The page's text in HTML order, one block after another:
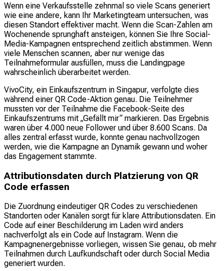
Wenn eine Verkaufsstelle zehnmal so viele Scans generiert
wie eine andere, kann Ihr Marketingteam untersuchen, was
diesen Standort effektiver macht. Wenn die Scan-Zahlen am
Wochenende sprunghaft ansteigen, können Sie Ihre Social-
Media-Kampagnen entsprechend zeitlich abstimmen. Wenn
viele Menschen scannen, aber nur wenige das
Teilnahmeformular ausfüllen, muss die Landingpage
wahrscheinlich überarbeitet werden.
VivoCity, ein Einkaufszentrum in Singapur, verfolgte dies
während einer QR Code-Aktion genau. Die Teilnehmer
mussten vor der Teilnahme die Facebook-Seite des
Einkaufszentrums mit „Gefällt mir“ markieren. Das Ergebnis
waren über 4.000 neue Follower und über 8.600 Scans. Da
alles zentral erfasst wurde, konnte genau nachvollzogen
werden, wie die Kampagne an Dynamik gewann und woher
das Engagement stammte.
Attributionsdaten durch Platzierung von QR
Code erfassen
Die Zuordnung eindeutiger QR Codes zu verschiedenen
Standorten oder Kanälen sorgt für klare Attributionsdaten. Ein
Code auf einer Beschilderung im Laden wird anders
nachverfolgt als ein Code auf Instagram. Wenn die
Kampagnenergebnisse vorliegen, wissen Sie genau, ob mehr
Teilnahmen durch Laufkundschaft oder durch Social Media
generiert wurden.